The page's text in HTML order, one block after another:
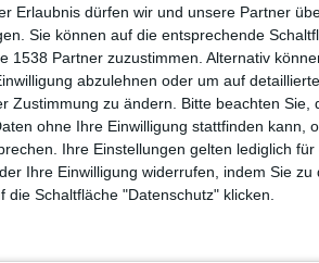
Erlaubnis dürfen wir und unsere Partner
Sie können auf die entsprechende
1538 Partner zuzustimmen. Alternativ
abzulehnen oder um auf
Zustimmung zu ändern.
Bitte beachten Sie,
ohne Ihre Einwilligung stattfinden kann,
Ihre Einstellungen gelten lediglich
Ihre Einwilligung widerrufen, indem Sie zu
Schaltfläche "Datenschutz" klicken.
Einzelhandel. Käufer können quasi
„Lucky Bag“ (Fukubukuro) zu
in diesem Jahr in Japan und
Oftmals würden darin T-Shirts
touch. Es soll aber auch schon